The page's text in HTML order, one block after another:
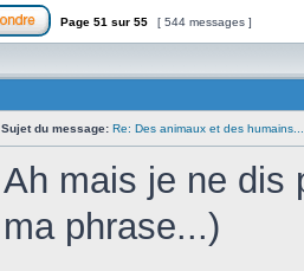
Page 51 sur 55 [ 544 messages ]
Sujet du message: Re: Des animaux et des humains...
Ah mais je ne
ma phrase...)